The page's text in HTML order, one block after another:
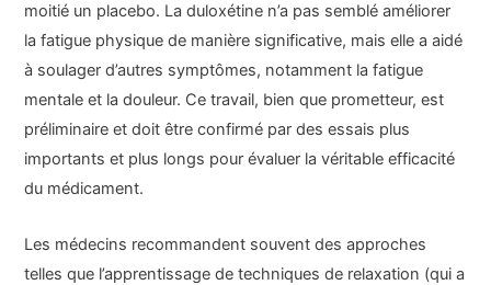
moitié un placebo. La duloxétine n’a pas semblé améliorer
la fatigue physique de manière significative, mais elle a aidé
à soulager d’autres symptômes, notamment la fatigue
mentale et la douleur. Ce travail, bien que prometteur, est
préliminaire et doit être confirmé par des essais plus
importants et plus longs pour évaluer la véritable efficacité
du médicament.
Les médecins recommandent souvent des approches
telles que l’apprentissage de techniques de relaxation (qui a